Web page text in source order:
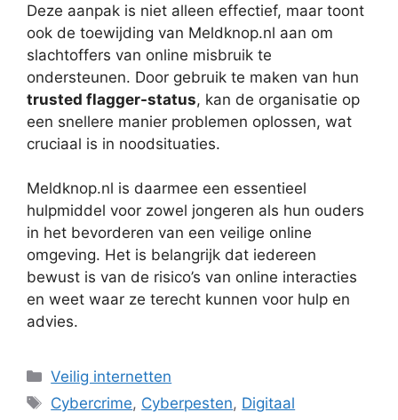
Deze aanpak is niet alleen effectief, maar toont
ook de toewijding van Meldknop.nl aan om
slachtoffers van online misbruik te
ondersteunen. Door gebruik te maken van hun
trusted flagger-status, kan de organisatie op
een snellere manier problemen oplossen, wat
cruciaal is in noodsituaties.
Meldknop.nl is daarmee een essentieel
hulpmiddel voor zowel jongeren als hun ouders
in het bevorderen van een veilige online
omgeving. Het is belangrijk dat iedereen
bewust is van de risico’s van online interacties
en weet waar ze terecht kunnen voor hulp en
advies.
Categorieën
Veilig internetten
Tags
Cybercrime, Cyberpesten, Digitaal